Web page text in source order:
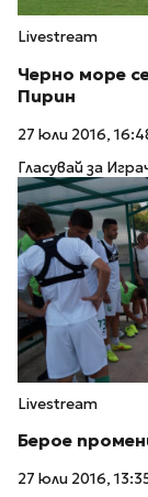
Livestream
Черно море
Пирин
27 юли 2016,
Гласувай за
Livestream
Берое
27 юли 2016,